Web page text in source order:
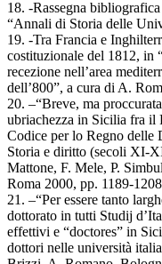
18. -Rassegna
“Annali di Storia delle
19. -Tra Francia e
costituzionale del 1812, in
recezione nell’area
dell’800”, a cura di A.
20. –“Breve, ma
ubriachezza in Sicilia fra il
Codice per lo Regno
Storia e diritto (secoli XI-
Mattone, F. Mele, P.
Roma 2000, pp. 1189-
21. –“Per essere tanto
dottorato in tutti Studij
effettivi e “doctores” in
dottori nelle università